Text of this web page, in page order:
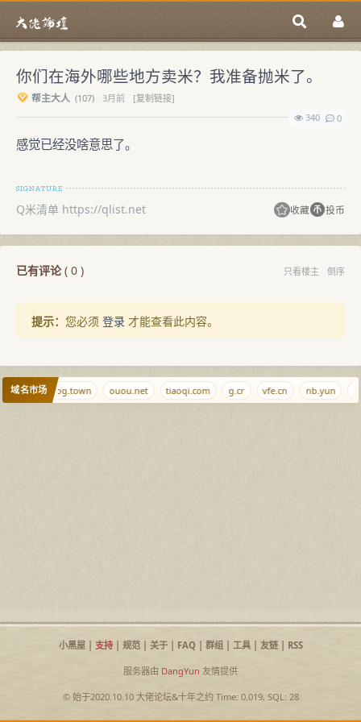
你们在海外哪些地方卖米？我准备抛米了。
帮主大人 (107) 3月前
[复制链接]
340
0
感觉已经没啥意思了。
Q米清单 https://qlist.net 收藏 投币
已有评论( 0 ) 只看楼主 倒序
提示： 您必须 登录 才能查看此内容。
域名市场blog.town ouou.net tiaoqi.com g.cr vfe.cn nb.yun
小黑屋| 支持| 规范| 关于| FAQ| 群组| 工具| 友链| RSS
服务器由 DangYun 友情提供
© 始于2020.10.10 大佬论坛&十年之约Time: 0.019, SQL: 28